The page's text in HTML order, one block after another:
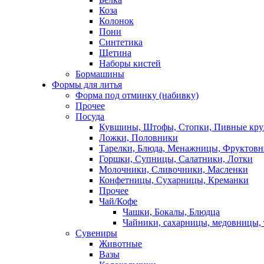
Коза
Колонок
Пони
Синтетика
Щетина
Наборы кистей
Бормашины
Формы для литья
Форма под отминку (набивку)
Прочее
Посуда
Кувшины, Штофы, Стопки, Пивные
Ложки, Половники
Тарелки, Блюда, Менажницы,
Горшки, Супницы, Салатники, Лотки
Молочники, Сливочники, Масленки
Конфетницы, Сухарницы, Креманки
Прочее
Чай/Кофе
Чашки, Бокалы, Блюдца
Чайники, сахарницы, медовницы,
Сувениры
Животные
Вазы